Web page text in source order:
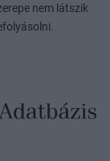
nem látszik